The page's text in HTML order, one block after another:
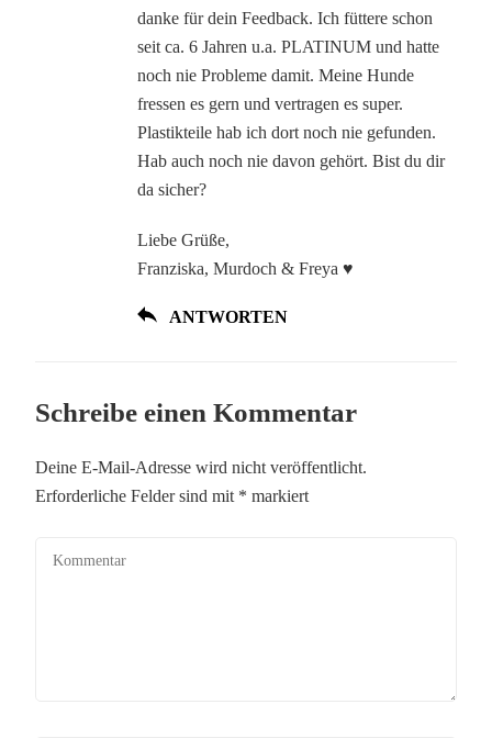
danke für dein Feedback. Ich füttere schon
seit ca. 6 Jahren u.a. PLATINUM und hatte
noch nie Probleme damit. Meine Hunde
fressen es gern und vertragen es super.
Plastikteile hab ich dort noch nie gefunden.
Hab auch noch nie davon gehört. Bist du dir
da sicher?
Liebe Grüße,
Franziska, Murdoch & Freya ♥
ANTWORTEN
Schreibe einen Kommentar
Deine E-Mail-Adresse wird nicht veröffentlicht.
Erforderliche Felder sind mit * markiert